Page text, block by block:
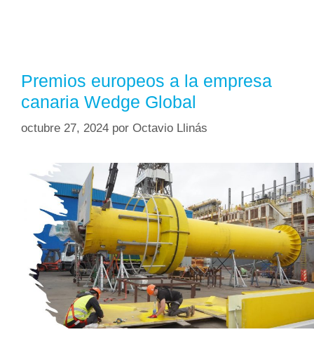
Premios europeos a la empresa
canaria Wedge Global
octubre 27, 2024 por Octavio Llinás